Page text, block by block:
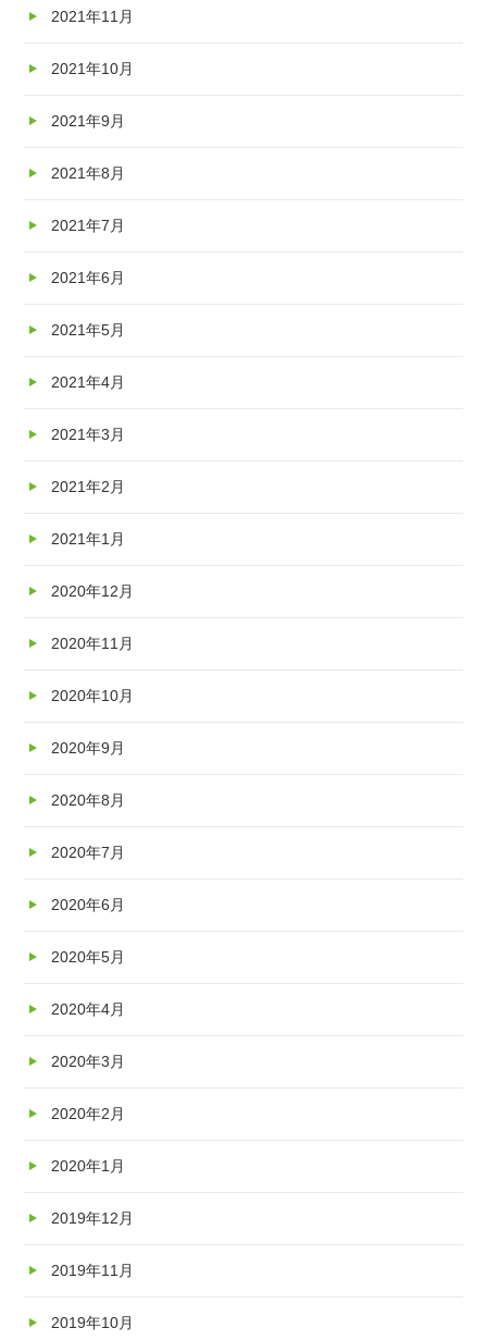
2021年11月
2021年10月
2021年9月
2021年8月
2021年7月
2021年6月
2021年5月
2021年4月
2021年3月
2021年2月
2021年1月
2020年12月
2020年11月
2020年10月
2020年9月
2020年8月
2020年7月
2020年6月
2020年5月
2020年4月
2020年3月
2020年2月
2020年1月
2019年12月
2019年11月
2019年10月